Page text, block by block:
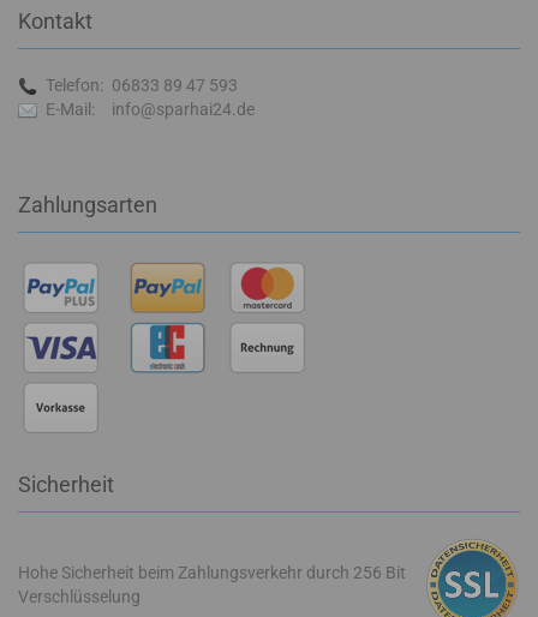
Kontakt
Telefon: 06833 89 47 593
E-Mail:
info@sparhai24.de
Zahlungsarten
Sicherheit
Hohe Sicherheit beim Zahlungsverkehr durch 256 Bit
Verschlüsselung